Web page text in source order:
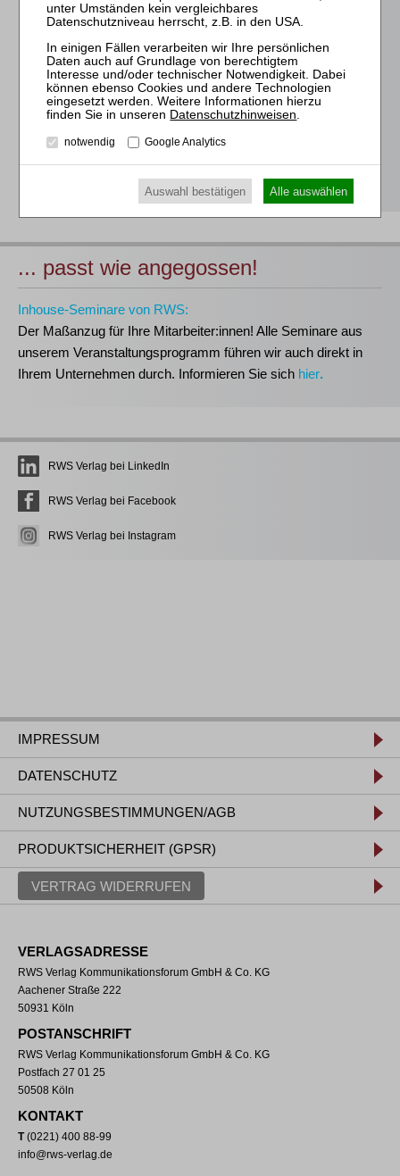
Für alle Endgeräte kompatible und browserbasierte
Individuelle Assistenz bis zur Einwahl und Verbindung mit
unserem Online-Seminar
Hochwertige Unterlagen für die Teilnahme, ideal auch zum
späteren Nachschlagen
Erwerb des anerkanntenRWS-Zertifikats
Teilnahmebescheinigungen gemäßGOI, § 15 FAO und
... passt wie angegossen!
Inhouse-Seminare von RWS:
Der Maßanzug für Ihre Mitarbeiter:innen! Alle Seminare aus
unserem Veranstaltungsprogramm führen wir auch direkt in
Ihrem Unternehmen durch. Informieren Sie sich hier.
RWS Verlag bei LinkedIn
RWS Verlag bei Facebook
RWS Verlag bei Instagram
IMPRESSUM
DATENSCHUTZ
NUTZUNGSBESTIMMUNGEN/AGB
PRODUKTSICHERHEIT (GPSR)
VERTRAG WIDERRUFEN
VERLAGSADRESSE
RWS Verlag Kommunikationsforum GmbH & Co. KG
Aachener Straße 222
50931 Köln
POSTANSCHRIFT
RWS Verlag Kommunikationsforum GmbH & Co. KG
Postfach 27 01 25
50508 Köln
KONTAKT
T(0221) 400 88-99
info@rws-verlag.de
Datenschutzhinweisen
notwendig Google Analytics
Auswahl bestätigen Alle auswählen